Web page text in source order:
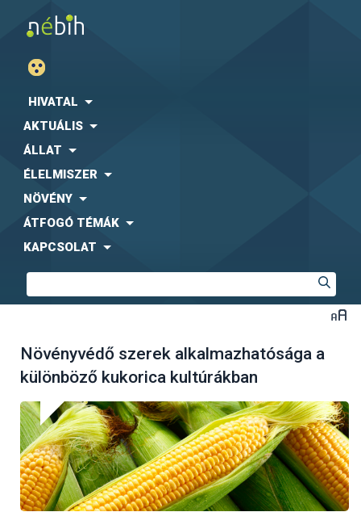
HIVATAL
AKTUÁLIS
ÁLLAT
ÉLELMISZER
NÖVÉNY
ÁTFOGÓ TÉMÁK
KAPCSOLAT
Növényvédő szerek alkalmazhatósága a
különböző kukorica kultúrákban